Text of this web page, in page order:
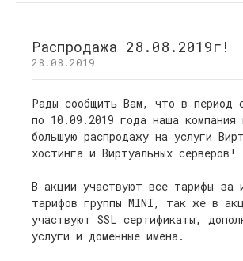
Распродажа 28.08.2019г!
28.08.2019
Рады сообщить Вам, что в период
по 10.09.2019 года наша компания
большую распродажу на услуги
хостинга и Виртуальных серверов!
В акции участвуют все тарифы за
тарифов группы MINI, так же в
участвуют SSL сертификаты,
услуги и доменные имена.